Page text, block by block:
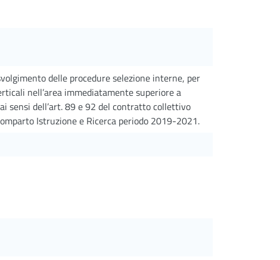
delle procedure selezione interne, per
nell’area immediatamente superiore a
sensi dell’art. 89 e 92 del contratto collettivo
Istruzione e Ricerca periodo 2019-2021.